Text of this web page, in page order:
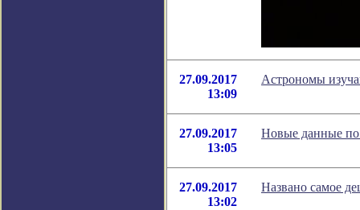
27.09.2017
13:09
Астрономы
27.09.2017
13:05
Новые данные по
27.09.2017
13:02
Названо самое